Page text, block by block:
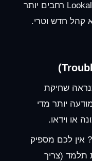
צרו קהלי Lookalike רחבים יותר
שחיקת
יותר מדי
או וידאו.
אין לכם מספיק
תלמד (צריך